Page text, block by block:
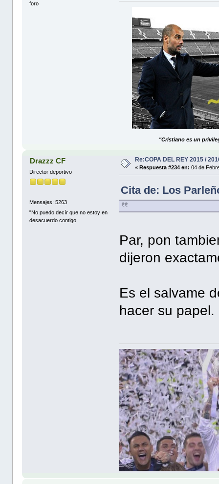
foro
"Cristiano es un
Drazzz CF
Director deportivo
Mensajes: 5263
"No puedo decír que no estoy en
desacuerdo contigo
Re:COPA DEL REY 2015 /
«Respuesta #234 en: 04 de
Cita de: Los
Par, pon
dijeron
Es el salvame
hacer su papel.